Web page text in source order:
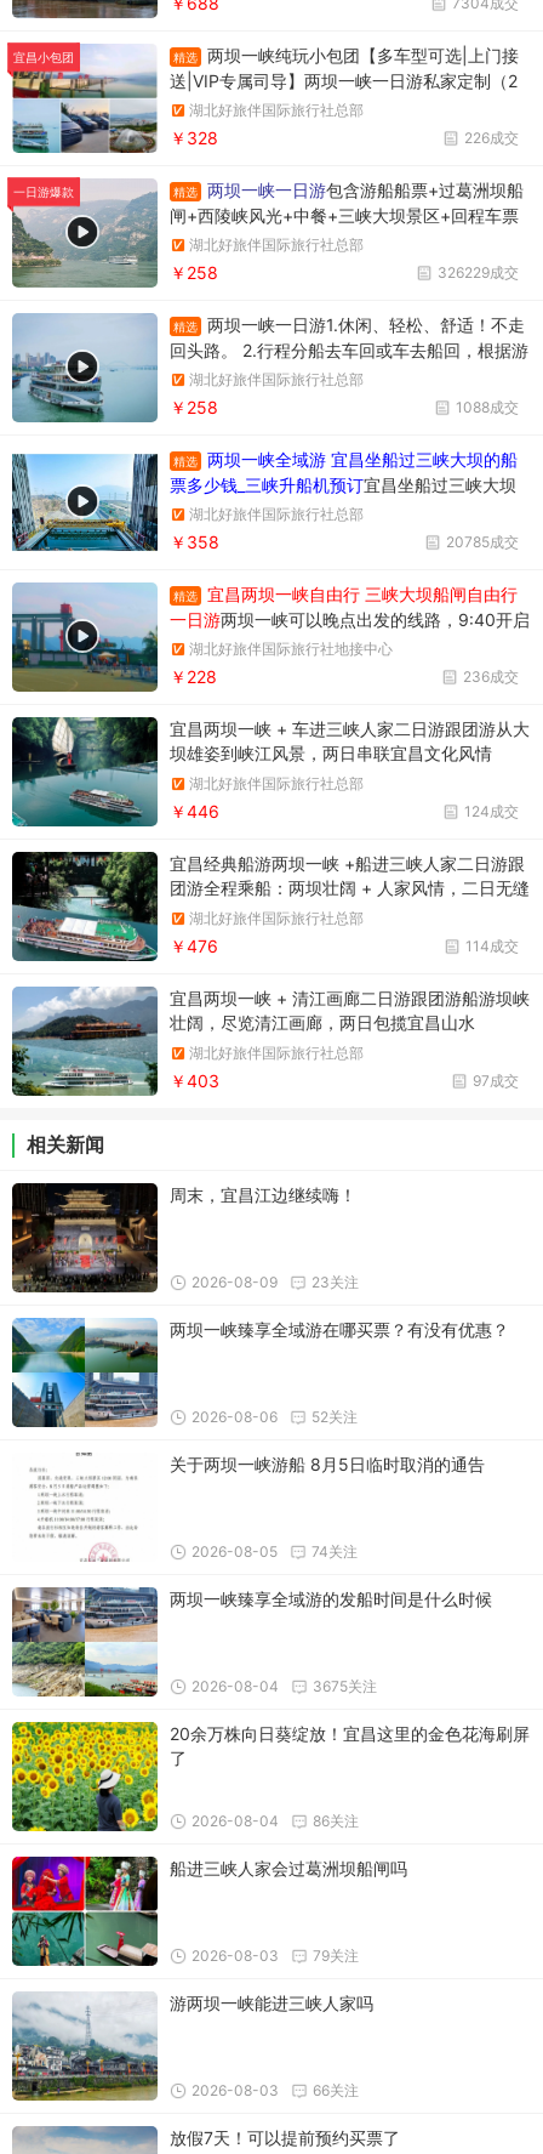
宜昌小包团 精选
两坝一峡纯玩小包团【多车型可选|上门接
送|VIP专属司导】两坝一峡一日游私家定制（2
人起订）+1单1团+不拼车+往返接送+观三峡大
坝过葛洲坝游西陵峡
湖北好旅伴国际旅行社总部
226成交
￥328
一日游爆款 精选 两坝一峡一日游包含游船船票+过葛洲坝船
闸+西陵峡风光+中餐+三峡大坝景区+回程车票
湖北好旅伴国际旅行社总部
326229成交
￥258
精选
两坝一峡一日游1.休闲、轻松、舒适！不走
回头路。 2.行程分船去车回或车去船回，根据游
船停泊所在位置确定。车去船回时上午游览三峡
大坝，下午游览西陵峡大峡谷。行程调整先后顺
湖北好旅伴国际旅行社总部
1088成交
￥258
精选
两坝一峡全域游 宜昌坐船过三峡大坝的船
票多少钱_三峡升船机预订宜昌坐船过三峡大坝
升船机一日游358元/人，一天时间坐船过两个
坝，葛洲坝和三峡大坝。
湖北好旅伴国际旅行社总部
20785成交
￥358
精选
宜昌两坝一峡自由行 三峡大坝船闸自由行
一日游两坝一峡可以晚点出发的线路，9:40开启
三峡之旅。两坝一峡游船过葛洲坝船闸
湖北好旅伴国际旅行社地接中心
236成交
￥228
宜昌两坝一峡 + 车进三峡人家二日游跟团游从大
坝雄姿到峡江风景，两日串联宜昌文化风情
湖北好旅伴国际旅行社总部
124成交
￥446
宜昌经典船游两坝一峡 +船进三峡人家二日游跟
团游全程乘船：两坝壮阔 + 人家风情，二日无缝
漫游湖北好旅伴国际旅行社总部
114成交
￥476
宜昌两坝一峡 + 清江画廊二日游跟团游船游坝峡
壮阔，尽览清江画廊，两日包揽宜昌山水
湖北好旅伴国际旅行社总部
97成交
￥403
相关新闻
周末，宜昌江边继续嗨！
23关注
2026-08-09
两坝一峡臻享全域游在哪买票？有没有优惠？
52关注
2026-08-06
关于两坝一峡游船 8月5日临时取消的通告
74关注
2026-08-05
两坝一峡臻享全域游的发船时间是什么时候
3675关注
2026-08-04
20余万株向日葵绽放！宜昌这里的金色花海刷屏
了
86关注
2026-08-04
船进三峡人家会过葛洲坝船闸吗
79关注
2026-08-03
游两坝一峡能进三峡人家吗
66关注
2026-08-03
放假7天！可以提前预约买票了